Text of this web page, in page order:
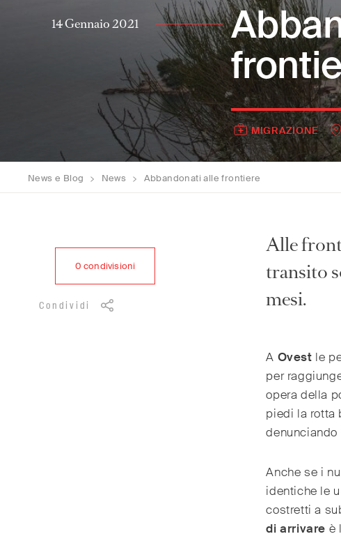
14 Gennaio 2021
MIGRAZIONE
News e Blog > News > Abbandonati alle frontiere
0 condivisioni
Condividi
Alle
transito
mesi.
A Ovest le
per
opera della
piedi la rotta
Anche se i
identiche le
costretti a
di arrivare è